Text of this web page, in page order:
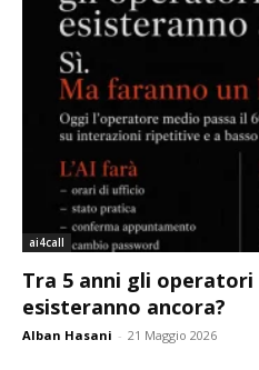
ai4call
Tra 5 anni gli
esisteranno ancora?
Alban Hasani - 21 Maggio 2026